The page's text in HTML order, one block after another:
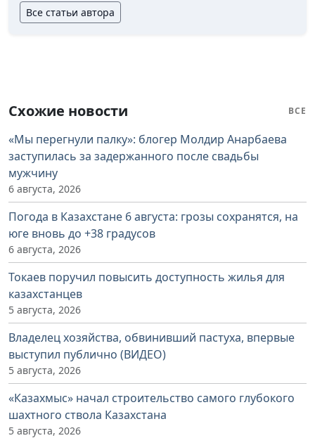
Все статьи автора
Схожие новости ВСЕ
«Мы перегнули палку»: блогер Молдир Анарбаева
заступилась за задержанного после свадьбы
мужчину
6 августа, 2026
Погода в Казахстане 6 августа: грозы сохранятся, на
юге вновь до +38 градусов
6 августа, 2026
Токаев поручил повысить доступность жилья для
казахстанцев
5 августа, 2026
Владелец хозяйства, обвинивший пастуха, впервые
выступил публично (ВИДЕО)
5 августа, 2026
«Казахмыс» начал строительство самого глубокого
шахтного ствола Казахстана
5 августа, 2026